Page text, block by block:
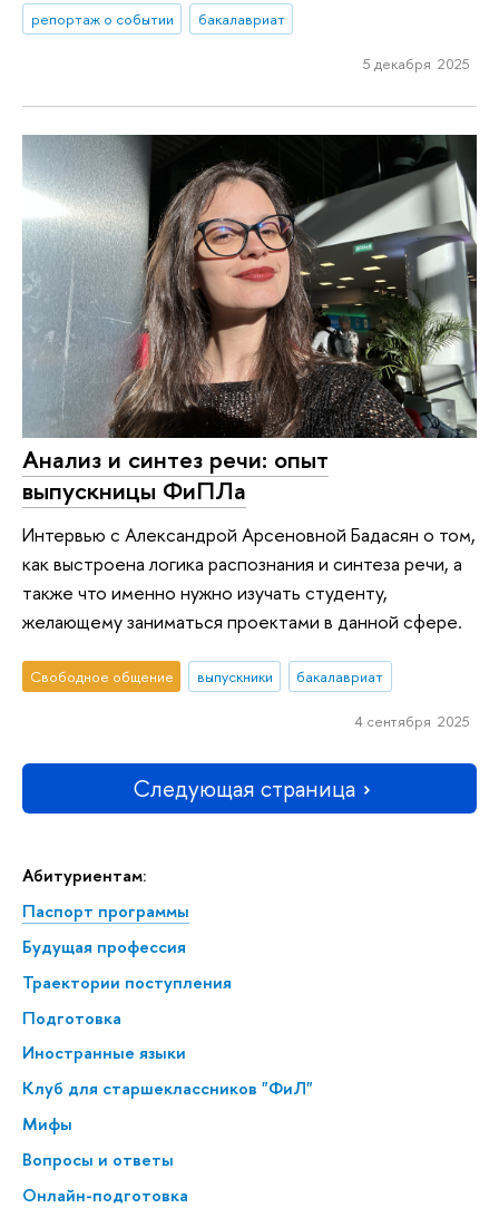
Абитуриентам:
Паспорт программы
Будущая профессия
Траектории поступления
Подготовка
Иностранные языки
Клуб для стар­ше­класс­ни­ков "ФиЛ"
Мифы
Вопросы и ответы
Онлайн-подготовка
репортаж о событии бакалавриат
5 декабря 2025
Анализ и синтез речи: опыт
выпускницы ФиПЛа
Интервью с Александрой Арсеновной Бадасян о том,
как выстроена логика распознания и синтеза речи, а
также что именно нужно изучать студенту,
желающему заниматься проектами в данной сфере.
Свободное общение выпускники бакалавриат
4 сентября 2025
Следующая страница